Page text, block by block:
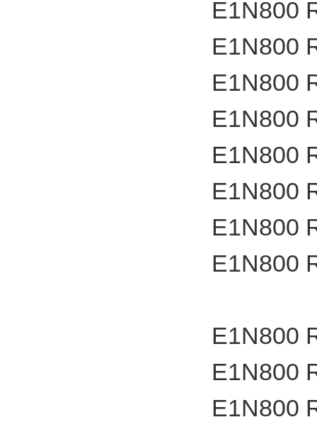
E1N800
E1N800
E1N800
E1N800
E1N800
E1N800
E1N800
E1N800
E1N800
E1N800
E1N800